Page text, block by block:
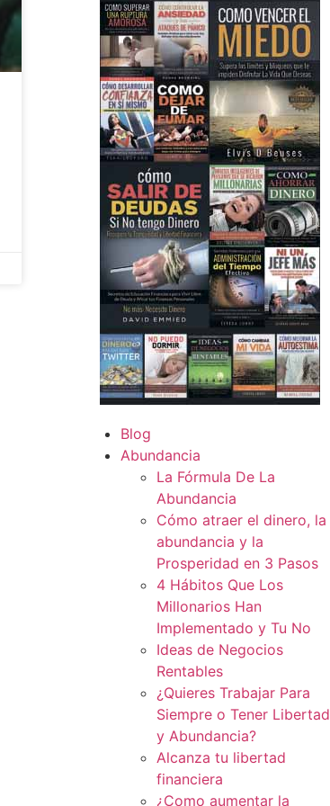
Blog
Abundancia
La Fórmula De La
Abundancia
Cómo atraer el dinero, la
abundancia y la
Prosperidad en 3 Pasos
4 Hábitos Que Los
Millonarios Han
Implementado y Tu No
Ideas de Negocios
Rentables
¿Quieres Trabajar Para
Siempre o Tener Libertad
y Abundancia?
Alcanza tu libertad
financiera
¿Como aumentar la